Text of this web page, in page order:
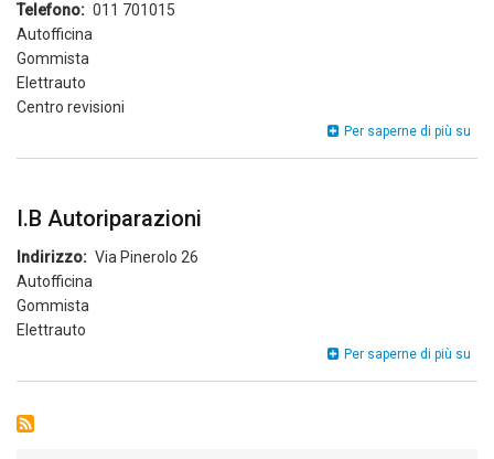
Telefono
011 701015
Autofficina
Gommista
Elettrauto
Centro revisioni
Per saperne di più su
I.B Autoriparazioni
Indirizzo
Via Pinerolo 26
Autofficina
Gommista
Elettrauto
Per saperne di più su